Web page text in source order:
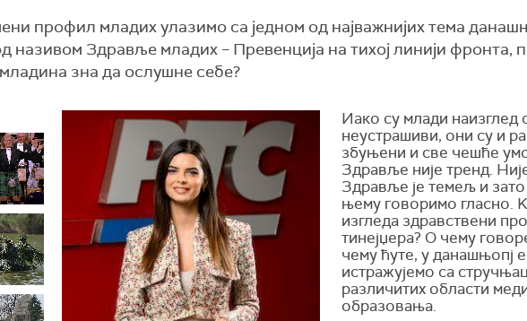
профил младих улазимо са једном од најважнијих тема
називом Здравље младих – Превенција на тихој линији фронта,
зна да ослушне себе?
Иако су млади наизглед
неустрашиви, они су и
збуњени и све чешће
Здравље није тренд.
Здравље је темељ и
њему говоримо гласно.
изгледа здравствени
тинејџера? О чему
чему ћуте, у данашњопј
истражујемо са
различитих области
образовања.